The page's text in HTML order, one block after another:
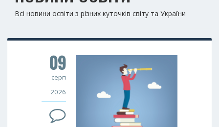
Всі новини освіти з різних куточків світу та України
09
серп
2026